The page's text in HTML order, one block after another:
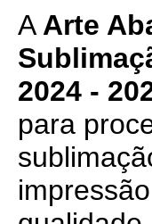
A Arte
2024 -
para